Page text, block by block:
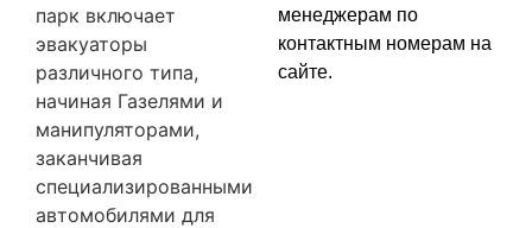
парк включает
эвакуаторы
различного типа,
начиная Газелями и
манипуляторами,
заканчивая
специализированными
автомобилями для
менеджерам по
контактным номерам на
сайте.